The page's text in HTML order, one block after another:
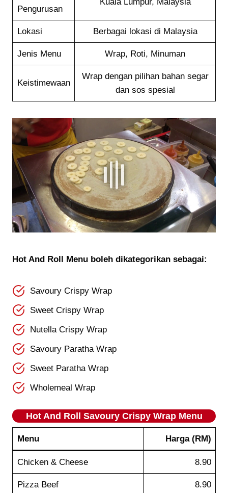
Pengurusan
Lokasi Berbagai lokasi di Malaysia
Jenis Menu Wrap, Roti, Minuman
Keistimewaan
Wrap dengan pilihan bahan segar
dan sos spesial
Hot And Roll Menu boleh dikategorikan sebagai:
Savoury Crispy Wrap
Sweet Crispy Wrap
Nutella Crispy Wrap
Savoury Paratha Wrap
Sweet Paratha Wrap
Wholemeal Wrap
Hot And Roll Savoury Crispy Wrap Menu
Menu Harga (RM)
Chicken & Cheese 8.90
Pizza Beef 8.90